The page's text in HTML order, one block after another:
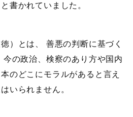
書かれていました。
）とは、 善悪の判断に基づく
今の政治、検察のあり方や国内
のどこにモラルがあると言え
いられません。